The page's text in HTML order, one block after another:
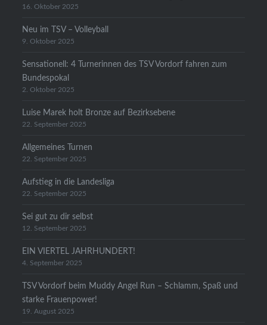
16. Oktober 2025
Neu im TSV – Volleyball
9. Oktober 2025
Sensationell: 4 Turnerinnen des TSV Vordorf fahren zum
Bundespokal
2. Oktober 2025
Luise Marek holt Bronze auf Bezirksebene
22. September 2025
Allgemeines Turnen
22. September 2025
Aufstieg in die Landesliga
22. September 2025
Sei gut zu dir selbst
12. September 2025
EIN VIERTEL JAHRHUNDERT!
4. September 2025
TSV Vordorf beim Muddy Angel Run – Schlamm, Spaß und
starke Frauenpower!
19. August 2025